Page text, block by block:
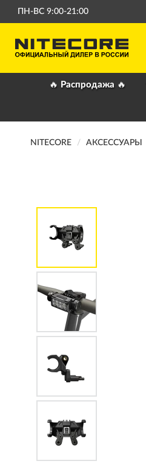
ПН-ВС 9:00-21:00
🔥 Распродажа 🔥
NITECORE АКСЕССУАРЫ